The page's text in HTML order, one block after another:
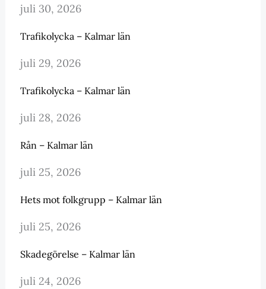
juli 30, 2026
Trafikolycka – Kalmar län
juli 29, 2026
Trafikolycka – Kalmar län
juli 28, 2026
Rån – Kalmar län
juli 25, 2026
Hets mot folkgrupp – Kalmar län
juli 25, 2026
Skadegörelse – Kalmar län
juli 24, 2026